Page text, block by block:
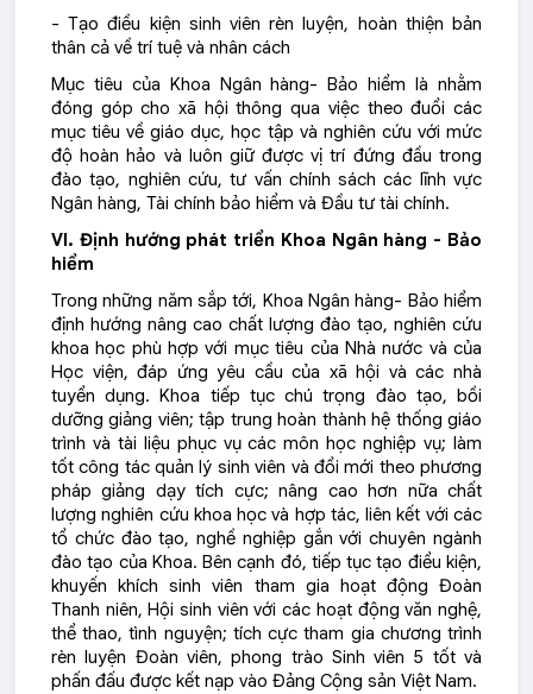
- Tạo điều kiện sinh viên rèn luyện, hoàn thiện bản
thân cả về trí tuệ và nhân cách
Mục tiêu của Khoa Ngân hàng- Bảo hiểm là nhằm
đóng góp cho xã hội thông qua việc theo đuổi các
mục tiêu về giáo dục, học tập và nghiên cứu với mức
độ hoàn hảo và luôn giữ được vị trí đứng đầu trong
đào tạo, nghiên cứu, tư vấn chính sách các lĩnh vực
Ngân hàng, Tài chính bảo hiểm và Đầu tư tài chính.
VI. Định hướng phát triển Khoa Ngân hàng - Bảo
hiểm
Trong những năm sắp tới, Khoa Ngân hàng- Bảo hiểm
định hướng nâng cao chất lượng đào tạo, nghiên cứu
khoa học phù hợp với mục tiêu của Nhà nước và của
Học viện, đáp ứng yêu cầu của xã hội và các nhà
tuyển dụng. Khoa tiếp tục chú trọng đào tạo, bồi
dưỡng giảng viên; tập trung hoàn thành hệ thống giáo
trình và tài liệu phục vụ các môn học nghiệp vụ; làm
tốt công tác quản lý sinh viên và đổi mới theo phương
pháp giảng dạy tích cực; nâng cao hơn nữa chất
lượng nghiên cứu khoa học và hợp tác, liên kết với các
tổ chức đào tạo, nghề nghiệp gắn với chuyên ngành
đào tạo của Khoa. Bên cạnh đó, tiếp tục tạo điểu kiện,
khuyến khích sinh viên tham gia hoạt động Đoàn
Thanh niên, Hội sinh viên với các hoạt động văn nghệ,
thể thao, tình nguyện; tích cực tham gia chương trình
rèn luyện Đoàn viên, phong trào Sinh viên 5 tốt và
phấn đấu được kết nạp vào Đảng Cộng sản Việt Nam.